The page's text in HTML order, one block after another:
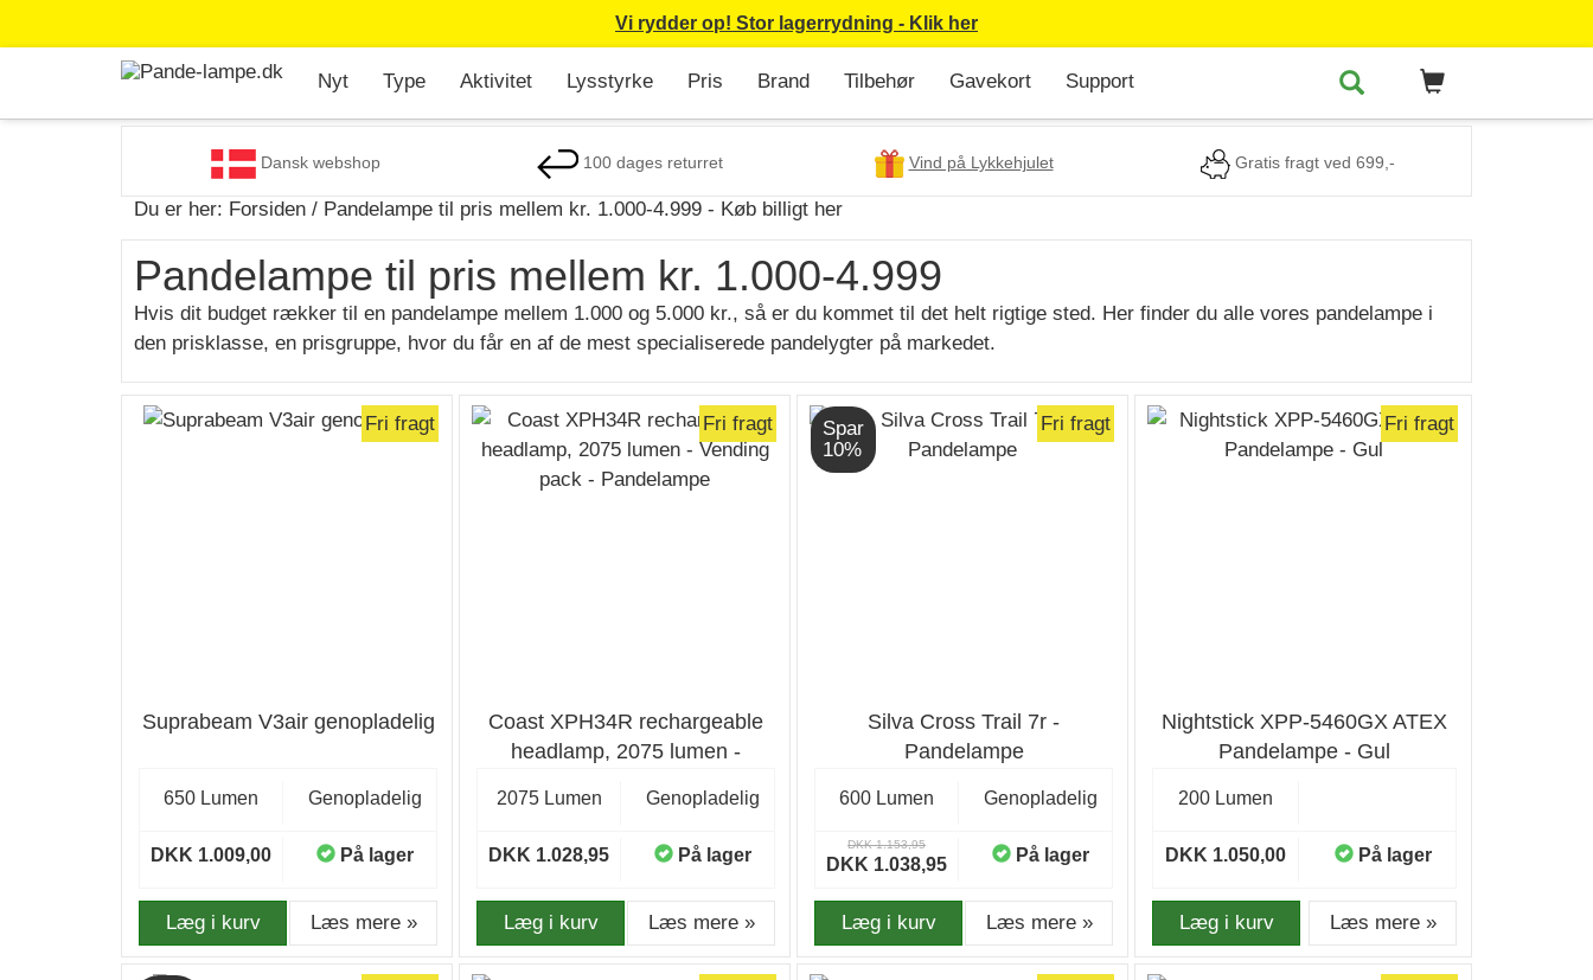
Vi rydder op! Stor lagerrydning - Klik her
Nyt Type Aktivitet Lysstyrke Pris Brand Tilbehør Gavekort Support
Dansk webshop 100 dages returret Vind på Lykkehjulet Gratis fragt ved 699,-
Du er her: Forsiden / Pandelampe til pris mellem kr. 1.000-4.999 - Køb billigt her
Pandelampe til pris mellem kr. 1.000-4.999
Hvis dit budget rækker til en pandelampe mellem 1.000 og 5.000 kr., så er du kommet til det helt rigtige sted. Her finder du alle vores pandelampe i
den prisklasse, en prisgruppe, hvor du får en af de mest specialiserede pandelygter på markedet.
Fri fragt
Suprabeam V3air genopladelig
650 Lumen Genopladelig
DKK 1.009,00 På lager
Læg i kurv Læs mere »
Fri fragt
Coast XPH34R rechargeable
headlamp, 2075 lumen -
2075 Lumen Genopladelig
DKK 1.028,95 På lager
Læg i kurv Læs mere »
Spar
10%
Fri fragt
Silva Cross Trail 7r -
Pandelampe
600 Lumen Genopladelig
DKK 1.153,95
DKK 1.038,95 På lager
Læg i kurv Læs mere »
Fri fragt
Nightstick XPP-5460GX ATEX
Pandelampe - Gul
200 Lumen
DKK 1.050,00 På lager
Læg i kurv Læs mere »